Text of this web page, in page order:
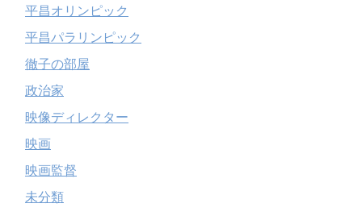
平昌オリンピック
平昌パラリンピック
徹子の部屋
政治家
映像ディレクター
映画
映画監督
未分類